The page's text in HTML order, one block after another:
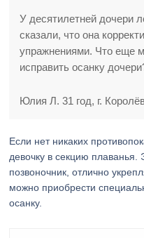
У десятилетней дочери
сказали, что она
упражнениями. Что еще
исправить осанку
Юлия Л. 31 год, г.
Если нет никаких
девочку в секцию плаванья.
позвоночник, отлично
можно приобрести
осанку.